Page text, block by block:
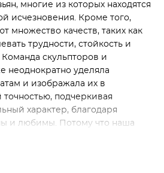
многие из которых находятся
исчезновения. Кроме того,
множество качеств, таких как
трудности, стойкость и
скульпторов и
неоднократно уделяла
и изображала их в
подчеркивая
характер, благодаря
и любимы. Потому что наша
ее виды нуждаются в такой